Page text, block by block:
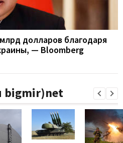
долларов благодаря
— Bloomberg
bigmir)net